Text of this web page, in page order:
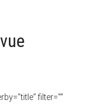
filter=””